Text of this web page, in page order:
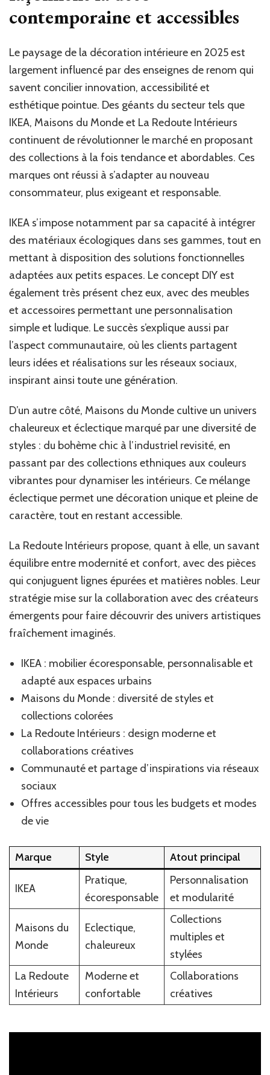
contemporaine et accessibles
Le paysage de la décoration intérieure en 2025 est
largement influencé par des enseignes de renom qui
savent concilier innovation, accessibilité et
esthétique pointue. Des géants du secteur tels que
IKEA, Maisons du Monde et La Redoute Intérieurs
continuent de révolutionner le marché en proposant
des collections à la fois tendance et abordables. Ces
marques ont réussi à s’adapter au nouveau
consommateur, plus exigeant et responsable.
IKEA s’impose notamment par sa capacité à intégrer
des matériaux écologiques dans ses gammes, tout en
mettant à disposition des solutions fonctionnelles
adaptées aux petits espaces. Le concept DIY est
également très présent chez eux, avec des meubles
et accessoires permettant une personnalisation
simple et ludique. Le succès s’explique aussi par
l’aspect communautaire, où les clients partagent
leurs idées et réalisations sur les réseaux sociaux,
inspirant ainsi toute une génération.
D’un autre côté, Maisons du Monde cultive un univers
chaleureux et éclectique marqué par une diversité de
styles : du bohème chic à l’industriel revisité, en
passant par des collections ethniques aux couleurs
vibrantes pour dynamiser les intérieurs. Ce mélange
éclectique permet une décoration unique et pleine de
caractère, tout en restant accessible.
La Redoute Intérieurs propose, quant à elle, un savant
équilibre entre modernité et confort, avec des pièces
qui conjuguent lignes épurées et matières nobles. Leur
stratégie mise sur la collaboration avec des créateurs
émergents pour faire découvrir des univers artistiques
fraîchement imaginés.
IKEA : mobilier écoresponsable, personnalisable et
adapté aux espaces urbains
Maisons du Monde : diversité de styles et
collections colorées
La Redoute Intérieurs : design moderne et
collaborations créatives
Communauté et partage d’inspirations via réseaux
sociaux
Offres accessibles pour tous les budgets et modes
de vie
Marque Style Atout principal
IKEA
Pratique,
écoresponsable
Personnalisation
et modularité
Maisons du
Monde
Eclectique,
chaleureux
Collections
multiples et
stylées
La Redoute
Intérieurs
Moderne et
confortable
Collaborations
créatives